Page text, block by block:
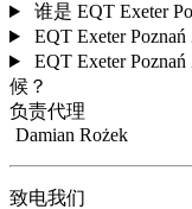
谁是 EQT Exeter
EQT Exeter
EQT Exeter
候？
负责代理
Damian Rożek
致电我们